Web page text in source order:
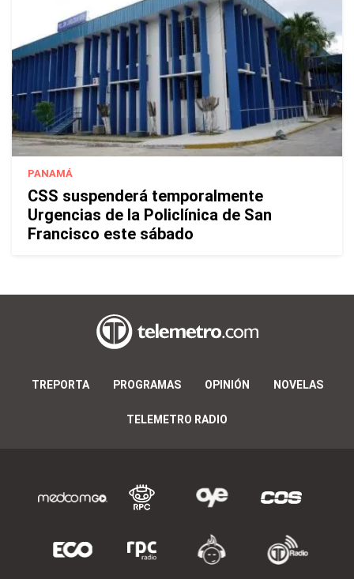
PANAMÁ
CSS suspenderá temporalmente
Urgencias de la Policlínica de San
Francisco este sábado
TREPORTA PROGRAMAS OPINIÓN NOVELAS
TELEMETRO RADIO